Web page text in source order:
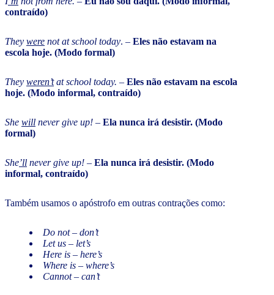
contraído)
They were not at school today. – Eles não estavam na
escola hoje. (Modo formal)
They weren’tat school today. – Eles não estavam na escola
hoje. (Modo informal, contraído)
She will never give up! – Ela nunca irá desistir. (Modo
formal)
She’ll never give up! – Ela nunca irá desistir. (Modo
informal, contraído)
Também usamos o apóstrofo em outras contrações como:
Do not – don’t
Let us – let’s
Here is – here’s
Where is – where’s
Cannot – can’t